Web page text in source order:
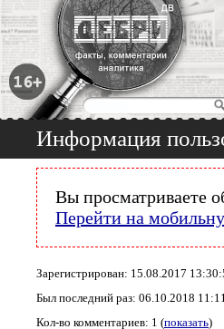
Информация
Вы просматриваете
Перейти на
Зарегистрирован: 15.08.2017
Был последний раз: 06.10.2018
Кол-во комментариев: 1 (показать)